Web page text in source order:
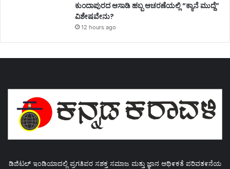
ಕುಂದಾಪುರದ ಆಸಾಡಿ ಹಬ್ಬ ಆಚರಣೆಯಲ್ಲಿ “ಕ್ಯಾನೆ ಮುದ್ದೆ”
ವಿಶೇಷವೇನು?
12 hours ago
ಡಿಜಿಟಲ್ ಇಂಡಿಯಾದಲ್ಲಿ ಪ್ರಗತಿಪರ ಸಶಕ್ತ ಸಮಾಜ ಮತ್ತು ಜ್ಞಾನ ಆಥಿ೯ಕತೆ ಪರಿವತ೯ನೆಯ